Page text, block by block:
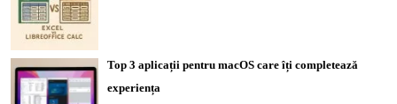
Top 3 aplicații pentru macOS care îți completează
experiența